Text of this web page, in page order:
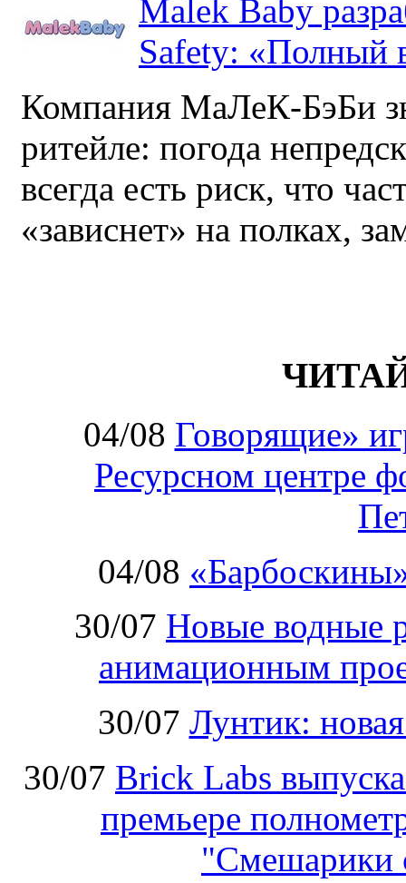
Malek Baby
Safety: «Полный
Компания МаЛеК-БэБи
ритейле: погода
всегда есть риск, что
«зависнет» на полках,
04/08 Говорящие»
Ресурсном центре
04/08
30/07 Новые водные
анимационным
30/07 Лунтик:
30/07 Brick Labs
премьере
"Смешарики